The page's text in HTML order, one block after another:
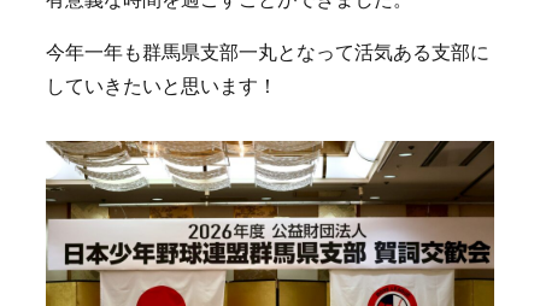
今年一年も群馬県支部一丸となって活気ある支部に
していきたいと思います！